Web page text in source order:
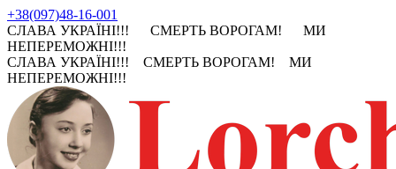
+38(097)48-16-001
СЛАВА УКРАЇНІ!!! СМЕРТЬ ВОРОГАМ! МИ
НЕПЕРЕМОЖНІ!!!
СЛАВА УКРАЇНІ!!! СМЕРТЬ ВОРОГАМ! МИ
НЕПЕРЕМОЖНІ!!!